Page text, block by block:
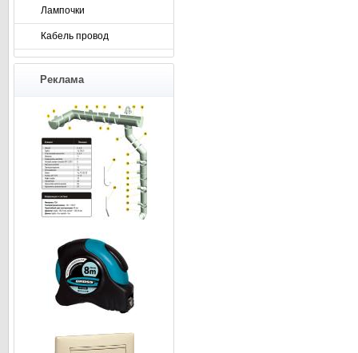
Лампочки
Кабель провод
Реклама